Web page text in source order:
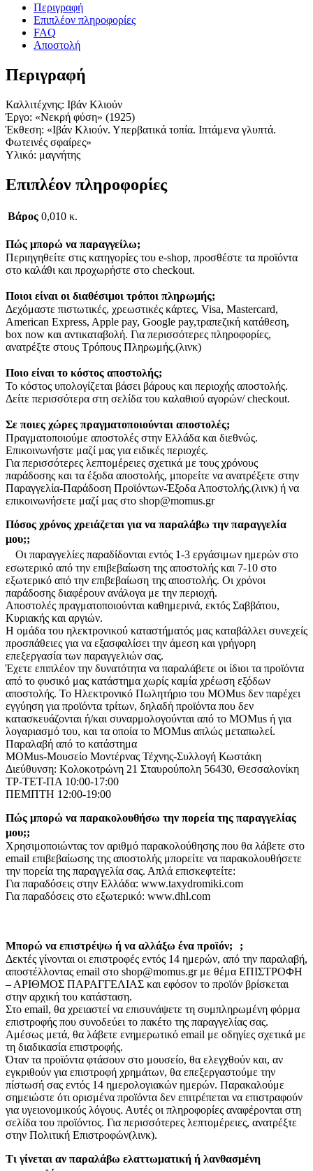
ποσότηταΠεριγραφή
Επιπλέον πληροφορίες
FAQ
Αποστολή
Περιγραφή
Καλλιτέχνης: Ιβάν Κλιούν
Έργο: «Νεκρή φύση» (1925)
Έκθεση: «Ιβάν Κλιούν. Υπερβατικά τοπία. Ιπτάμενα γλυπτά.
Φωτεινές σφαίρες»
Υλικό: μαγνήτης
Επιπλέον πληροφορίες
Βάρος 0,010 κ.
Πώς μπορώ να παραγγείλω;
Περιηγηθείτε στις κατηγορίες του e-shop, προσθέστε τα προϊόντα
στο καλάθι και προχωρήστε στο checkout.
Ποιοι είναι οι διαθέσιμοι τρόποι πληρωμής;
Δεχόμαστε πιστωτικές, χρεωστικές κάρτες, Visa, Mastercard,
American Express, Apple pay, Google pay,τραπεζική κατάθεση,
box now και αντικαταβολή. Για περισσότερες πληροφορίες,
ανατρέξτε στους Τρόπους Πληρωμής.(λινκ)
Ποιο είναι το κόστος αποστολής;
Το κόστος υπολογίζεται βάσει βάρους και περιοχής αποστολής.
Δείτε περισσότερα στη σελίδα του καλαθιού αγορών/ checkout.
Σε ποιες χώρες πραγματοποιούνται αποστολές;
Πραγματοποιούμε αποστολές στην Ελλάδα και διεθνώς.
Επικοινωνήστε μαζί μας για ειδικές περιοχές.
Για περισσότερες λεπτομέρειες σχετικά με τους χρόνους
παράδοσης και τα έξοδα αποστολής, μπορείτε να ανατρέξετε στην
Παραγγελία-Παράδοση Προϊόντων-Έξοδα Αποστολής.(λινκ) ή να
επικοινωνήσετε μαζί μας στο shop@momus.gr
Πόσος χρόνος χρειάζεται για να παραλάβω την παραγγελία
μου;;
Οι παραγγελίες παραδίδονται εντός 1-3 εργάσιμων ημερών στο
εσωτερικό από την επιβεβαίωση της αποστολής και 7-10 στο
εξωτερικό από την επιβεβαίωση της αποστολής. Οι χρόνοι
παράδοσης διαφέρουν ανάλογα με την περιοχή.
Αποστολές πραγματοποιούνται καθημερινά, εκτός Σαββάτου,
Κυριακής και αργιών.
Η ομάδα του ηλεκτρονικού καταστήματός μας καταβάλλει συνεχείς
προσπάθειες για να εξασφαλίσει την άμεση και γρήγορη
επεξεργασία των παραγγελιών σας.
Έχετε επιπλέον την δυνατότητα να παραλάβετε οι ίδιοι τα προϊόντα
από το φυσικό μας κατάστημα χωρίς καμία χρέωση εξόδων
αποστολής. Το Ηλεκτρονικό Πωλητήριο του MOMus δεν παρέχει
εγγύηση για προϊόντα τρίτων, δηλαδή προϊόντα που δεν
κατασκευάζονται ή/και συναρμολογούνται από το MOMus ή για
λογαριασμό του, και τα οποία το MOMus απλώς μεταπωλεί.
Παραλαβή από το κατάστημα
MOMus-Μουσείο Μοντέρνας Τέχνης-Συλλογή Κωστάκη
Διεύθυνση: Κολοκοτρώνη 21 Σταυρούπολη 56430, Θεσσαλονίκη
ΤΡ-ΤΕΤ-ΠΑ 10:00-17:00
ΠΕΜΠΤΗ 12:00-19:00
Πώς μπορώ να παρακολουθήσω την πορεία της παραγγελίας
μου;;
Χρησιμοποιώντας τον αριθμό παρακολούθησης που θα λάβετε στο
email επιβεβαίωσης της αποστολής μπορείτε να παρακολουθήσετε
την πορεία της παραγγελία σας. Απλά επισκεφτείτε:
Για παραδόσεις στην Ελλάδα: www.taxydromiki.com
Για παραδόσεις στο εξωτερικό: www.dhl.com
Μπορώ να επιστρέψω ή να αλλάξω ένα προϊόν; ;
Δεκτές γίνονται οι επιστροφές εντός 14 ημερών, από την παραλαβή,
αποστέλλοντας email στο shop@momus.gr με θέμα ΕΠΙΣΤΡΟΦΗ
– ΑΡΙΘΜΟΣ ΠΑΡΑΓΓΕΛΙΑΣ και εφόσον το προϊόν βρίσκεται
στην αρχική του κατάσταση.
Στο email, θα χρειαστεί να επισυνάψετε τη συμπληρωμένη φόρμα
επιστροφής που συνοδεύει το πακέτο της παραγγελίας σας.
Αμέσως μετά, θα λάβετε ενημερωτικό email με οδηγίες σχετικά με
τη διαδικασία επιστροφής.
Όταν τα προϊόντα φτάσουν στο μουσείο, θα ελεγχθούν και, αν
εγκριθούν για επιστροφή χρημάτων, θα επεξεργαστούμε την
πίστωσή σας εντός 14 ημερολογιακών ημερών. Παρακαλούμε
σημειώστε ότι ορισμένα προϊόντα δεν επιτρέπεται να επιστραφούν
για υγειονομικούς λόγους. Αυτές οι πληροφορίες αναφέρονται στη
σελίδα του προϊόντος. Για περισσότερες λεπτομέρειες, ανατρέξτε
στην Πολιτική Επιστροφών(λινκ).
Τι γίνεται αν παραλάβω ελαττωματική ή λανθασμένη